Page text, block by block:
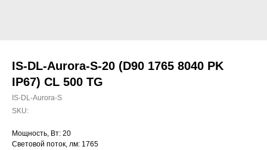
IS-DL-Aurora-S-20 (D90 1765 8040 PK
IP67) CL 500 TG
IS-DL-Aurora-S
SKU:
Мощность, Вт: 20
Световой поток, лм: 1765